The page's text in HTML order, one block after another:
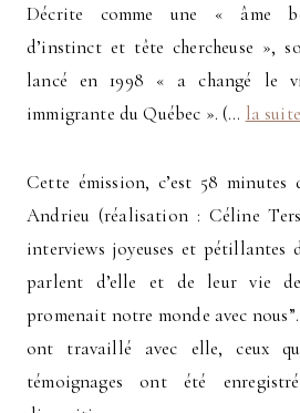
Décrite comme une « âme
d’instinct et tête chercheuse »,
lancé en 1998 « a changé le
immigrante du Québec ». (… la
Cette émission, c’est 58 minutes
Andrieu (réalisation : Céline
interviews joyeuses et pétillantes
parlent d’elle et de leur vie
promenait notre monde avec
ont travaillé avec elle, ceux
témoignages ont été